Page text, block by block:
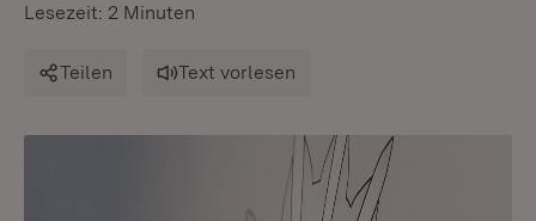
Lesezeit: 2 Minuten
Teilen Text vorlesen